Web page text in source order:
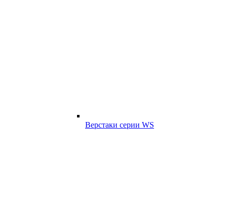
Верстаки серии WS